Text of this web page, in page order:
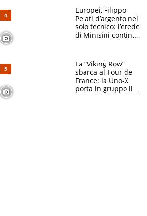
e compagni
continuare
Europei, Filippo
Pelati d’argento nel
solo tecnico: l’erede
di Minisini continua
mirino
La “Viking Row”
sbarca al Tour de
France: la Uno-X
porta in gruppo il